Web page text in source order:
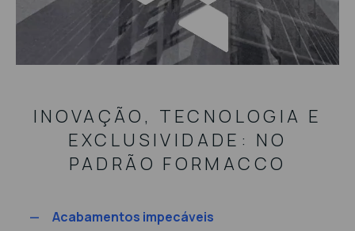
INOVAÇÃO, TECNOLOGIA E
EXCLUSIVIDADE: NO
PADRÃO FORMACCO
Acabamentos impecáveis